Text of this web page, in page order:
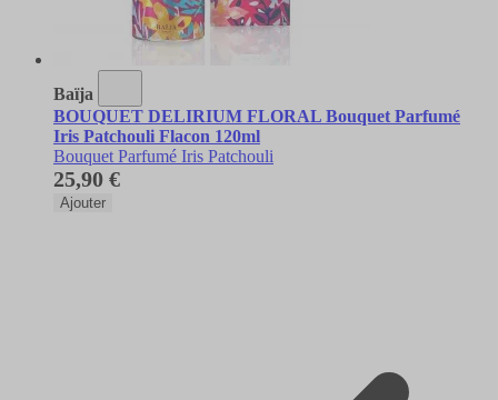
Baïja
BOUQUET DELIRIUM FLORAL Bouquet Parfumé
Iris Patchouli Flacon 120ml
Bouquet Parfumé Iris Patchouli
25,90 €
Ajouter